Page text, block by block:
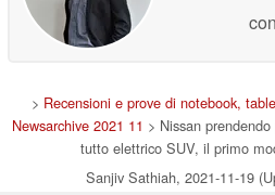
> Recensioni e prove di notebook,
Newsarchive 2021 11 > Nissan
tutto elettrico SUV, il primo
Sanjiv Sathiah, 2021-11-19